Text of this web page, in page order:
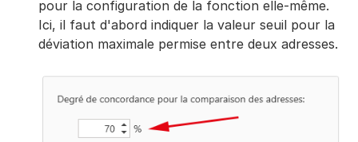
pour la configuration de la fonction elle-même.
Ici, il faut d'abord indiquer la valeur seuil pour la
déviation maximale permise entre deux adresses.